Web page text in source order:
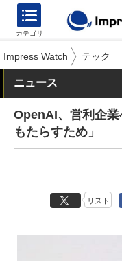
カテゴリ
Impress Watch テック
ニュース
OpenAI、営利企
もたらすため」
リスト